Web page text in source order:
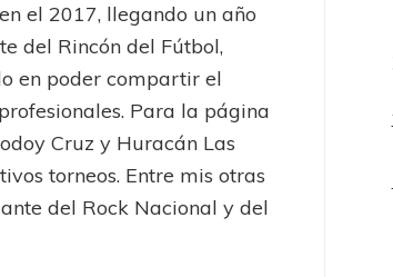
el 2017, llegando un año
del Rincón del Fútbol,
en poder compartir el
Para la página
Cruz y Huracán Las
torneos. Entre mis otras
del Rock Nacional y del